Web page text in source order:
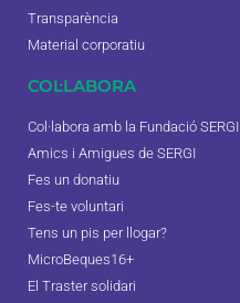
Transparència
Material corporatiu
COL·LABORA
Col·labora amb la Fundació SERGI
Amics i Amigues de SERGI
Fes un donatiu
Fes-te voluntari
Tens un pis per llogar?
MicroBeques16+
El Traster solidari